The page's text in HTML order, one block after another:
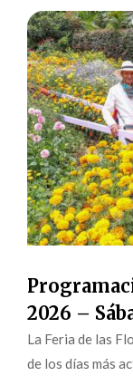
2026 –
La Feria de las
de los días más